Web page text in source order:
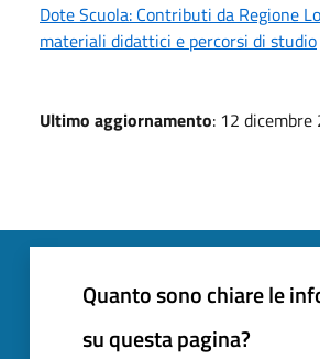
Dote Scuola: Contributi da Regione
materiali didattici e percorsi di studio
Ultimo aggiornamento: 12
Quanto sono chiare le
su questa pagina?